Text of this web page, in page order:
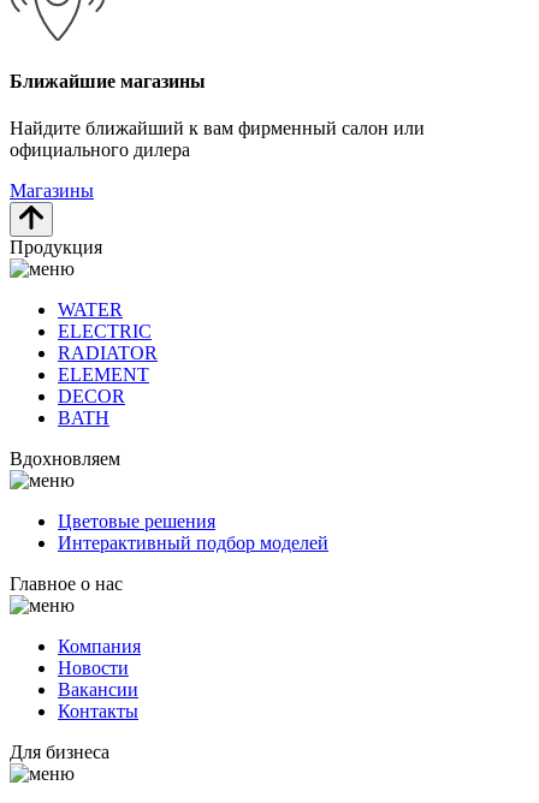
Ближайшие магазины
Найдите ближайший к вам фирменный салон или
официального дилера
Магазины
Продукция
WATER
ELECTRIC
RADIATOR
ELEMENT
DECOR
BATH
Вдохновляем
Цветовые решения
Интерактивный подбор моделей
Главное о нас
Компания
Новости
Вакансии
Контакты
Для бизнеса